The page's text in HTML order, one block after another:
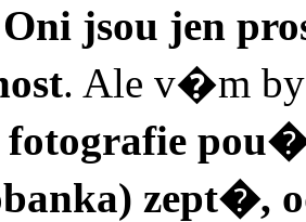
Oni jsou jen
. Ale v�m
fotografie
zept�,